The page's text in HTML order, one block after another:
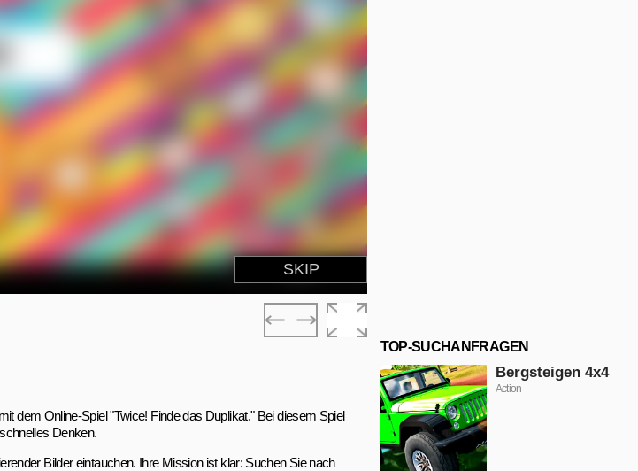
dem Online-Spiel "Twice! Finde das Duplikat." Bei diesem Spiel
Denken.
Bilder eintauchen. Ihre Mission ist klar: Suchen Sie nach
TOP-SUCHANFRAGEN
Bergsteigen 4x4
Action